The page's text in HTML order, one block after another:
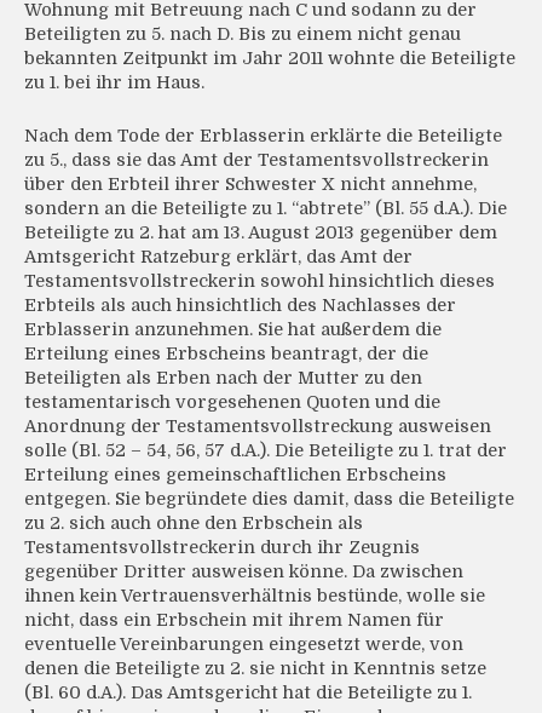
Wohnung mit Betreuung nach C und sodann zu der
Beteiligten zu 5. nach D. Bis zu einem nicht genau
bekannten Zeitpunkt im Jahr 2011 wohnte die Beteiligte
zu 1. bei ihr im Haus.
Nach dem Tode der Erblasserin erklärte die Beteiligte
zu 5., dass sie das Amt der Testamentsvollstreckerin
über den Erbteil ihrer Schwester X nicht annehme,
sondern an die Beteiligte zu 1. “abtrete” (Bl. 55 d.A.). Die
Beteiligte zu 2. hat am 13. August 2013 gegenüber dem
Amtsgericht Ratzeburg erklärt, das Amt der
Testamentsvollstreckerin sowohl hinsichtlich dieses
Erbteils als auch hinsichtlich des Nachlasses der
Erblasserin anzunehmen. Sie hat außerdem die
Erteilung eines Erbscheins beantragt, der die
Beteiligten als Erben nach der Mutter zu den
testamentarisch vorgesehenen Quoten und die
Anordnung der Testamentsvollstreckung ausweisen
solle (Bl. 52 – 54, 56, 57 d.A.). Die Beteiligte zu 1. trat der
Erteilung eines gemeinschaftlichen Erbscheins
entgegen. Sie begründete dies damit, dass die Beteiligte
zu 2. sich auch ohne den Erbschein als
Testamentsvollstreckerin durch ihr Zeugnis
gegenüber Dritter ausweisen könne. Da zwischen
ihnen kein Vertrauensverhältnis bestünde, wolle sie
nicht, dass ein Erbschein mit ihrem Namen für
eventuelle Vereinbarungen eingesetzt werde, von
denen die Beteiligte zu 2. sie nicht in Kenntnis setze
(Bl. 60 d.A.). Das Amtsgericht hat die Beteiligte zu 1.